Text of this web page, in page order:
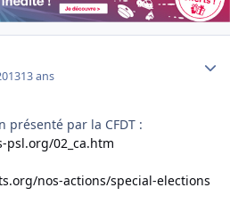
13 ans
présenté par la CFDT :
02_ca.htm
nos-actions/special-elections